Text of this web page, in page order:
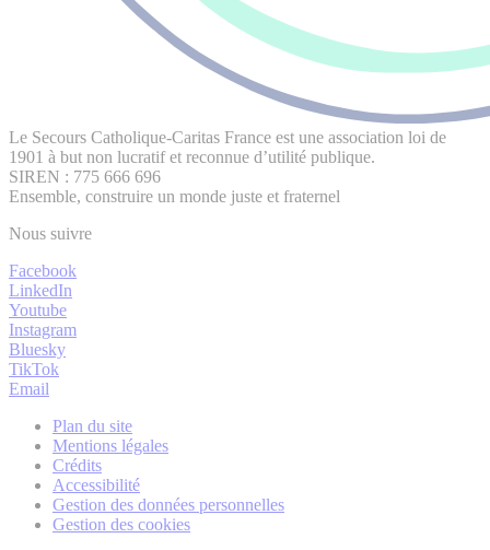
Le Secours Catholique-Caritas France est une association loi de
1901 à but non lucratif et reconnue d’utilité publique.
SIREN : 775 666 696
Ensemble, construire un monde juste et fraternel
Nous suivre
Facebook
LinkedIn
Youtube
Instagram
Bluesky
TikTok
Email
Plan du site
Mentions légales
Crédits
Accessibilité
Gestion des données personnelles
Gestion des cookies